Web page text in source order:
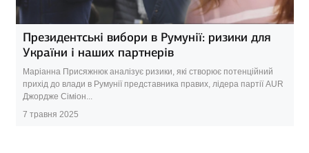
Президентські вибори в Румунії: ризики для
України і наших партнерів
Маріанна Присяжнюк аналізує ризики, які створює потенційний
прихід до влади в Румунії представника правих, лідера партії AUR
Джордже Сіміон...
7 травня 2025